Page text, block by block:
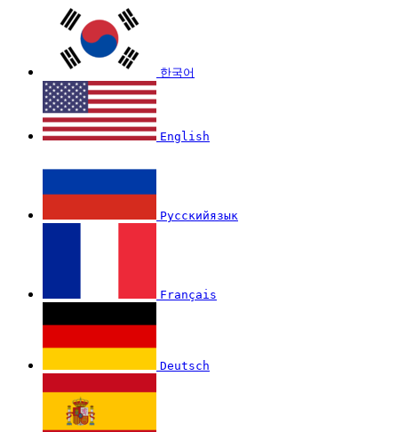
한국어
English
Русскийязык
Français
Deutsch